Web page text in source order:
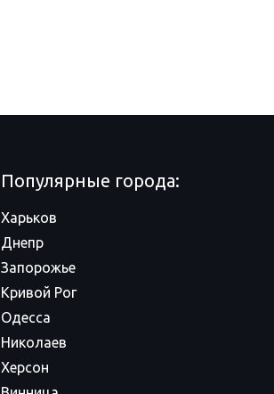
Популярные города:
Харьков
Днепр
Запорожье
Кривой Рог
Одесса
Николаев
Херсон